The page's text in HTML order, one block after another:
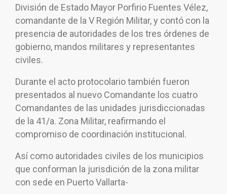
División de Estado Mayor Porfirio Fuentes Vélez,
comandante de la V Región Militar, y contó con la
presencia de autoridades de los tres órdenes de
gobierno, mandos militares y representantes
civiles.
Durante el acto protocolario también fueron
presentados al nuevo Comandante los cuatro
Comandantes de las unidades jurisdiccionadas
de la 41/a. Zona Militar, reafirmando el
compromiso de coordinación institucional.
Así como autoridades civiles de los municipios
que conforman la jurisdición de la zona militar
con sede en Puerto Vallarta-